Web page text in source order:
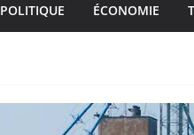
POLITIQUE ÉCONOMIE